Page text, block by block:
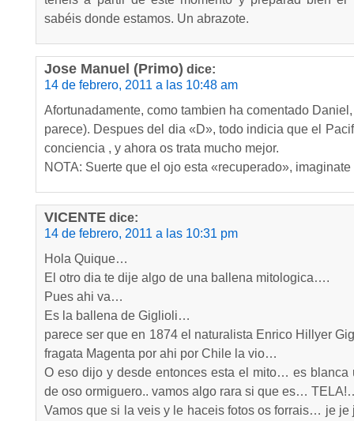
sabéis donde estamos. Un abrazote.
Jose Manuel (Primo) dice:
14 de febrero, 2011 a las 10:48 am
Afortunadamente, como tambien ha comentado
parece). Despues del dia «D», todo indicia que el
conciencia , y ahora os trata mucho mejor.
NOTA: Suerte que el ojo esta «recuperado»,
VICENTE dice:
14 de febrero, 2011 a las 10:31 pm
Hola Quique…
El otro dia te dije algo de una ballena mitologica….
Pues ahi va…
Es la ballena de Giglioli…
parece ser que en 1874 el naturalista Enrico Hillyer
fragata Magenta por ahi por Chile la vio…
O eso dijo y desde entonces esta el mito… es blanca
de oso ormiguero.. vamos algo rara si que es…
Vamos que si la veis y le haceis fotos os forrais… je